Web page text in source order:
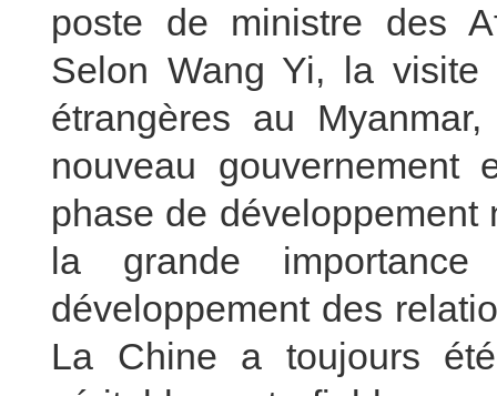
poste de ministre des
Selon Wang Yi, la visite
étrangères au
nouveau gouvernement
phase de
la grande
développement des
La Chine a toujours